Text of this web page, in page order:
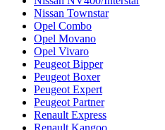
Nissan Townstar
Opel Combo
Opel Movano
Opel Vivaro
Peugeot Bipper
Peugeot Boxer
Peugeot Expert
Peugeot Partner
Renault Express
Renault Kangoo